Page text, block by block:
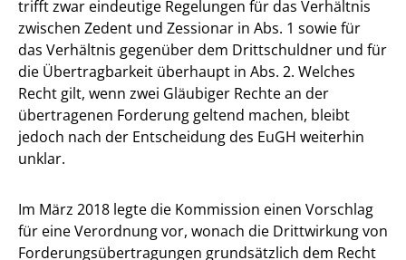
trifft zwar eindeutige Regelungen für das Verhältnis
zwischen Zedent und Zessionar in Abs. 1 sowie für
das Verhältnis gegenüber dem Drittschuldner und für
die Übertragbarkeit überhaupt in Abs. 2. Welches
Recht gilt, wenn zwei Gläubiger Rechte an der
übertragenen Forderung geltend machen, bleibt
jedoch nach der Entscheidung des EuGH weiterhin
unklar.
Im März 2018 legte die Kommission einen Vorschlag
für eine Verordnung vor, wonach die Drittwirkung von
Forderungsübertragungen grundsätzlich dem Recht